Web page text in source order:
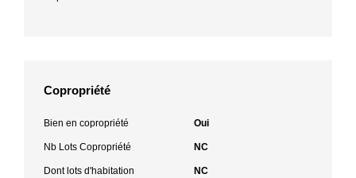
Copropriété
Bien en copropriété Oui
Nb Lots Copropriété NC
Dont lots d'habitation NC